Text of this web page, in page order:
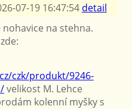
07-19 16:47:54 detail
na stehna.
czk/produkt/9246-
velikost M. Lehce
kolenní myšky s